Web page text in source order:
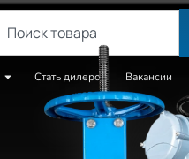
Стать дилером Вакансии